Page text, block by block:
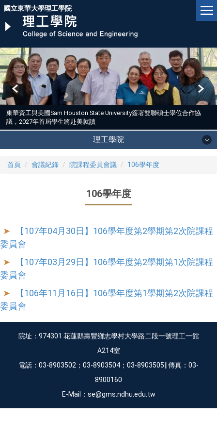
跳
主
內
容
區
國立東華大學理工學院
東華資工與美國Sam Houston State University簽署雙聯碩士學位合作協
議，2027年首屆學生將赴美就讀
理工學院
首頁 會議紀錄 院課程委員會議 106學年度
106學年度
【107年04月30日】106學年度第2學期第2次院課程
委員會
【107年03月29日】106學年度第2學期第1次院課程
委員會
【106年11月16日】106學年度第1學期第2次院課程
委員會
院址：974301 花蓮縣壽豐鄉志學村大學路二段一號理工一館
A214室
電話：03-8903502；03-8903504；03-8903505∥傳真：03-
8900160
E-Mail：se@gms.ndhu.edu.tw